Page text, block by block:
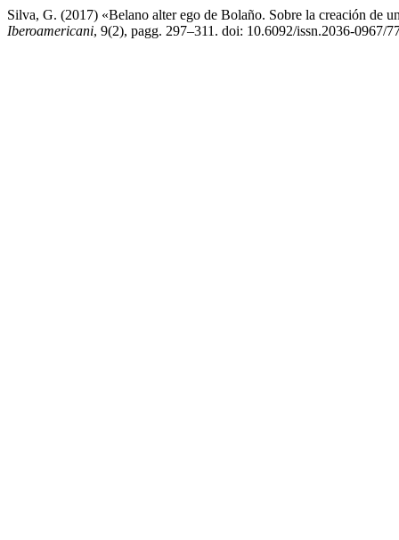
Silva, G. (2017) «Belano alter ego de Bolaño. Sobre la creación de
Iberoamericani, 9(2), pagg. 297–311. doi: 10.6092/issn.2036-0967/